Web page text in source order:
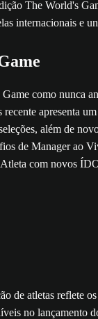
Game como nunca
recente apresenta
além de
de Manager ao
Atleta com novos
de atletas reflete
no lançamento